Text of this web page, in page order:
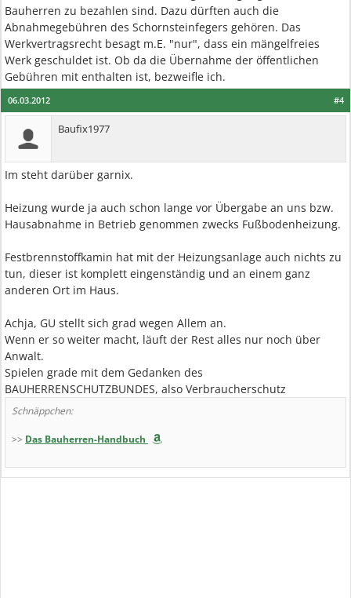
Bauherren zu bezahlen sind. Dazu dürften auch die
Abnahmegebühren des Schornsteinfegers gehören. Das
Werkvertragsrecht besagt m.E. "nur", dass ein mängelfreies
Werk geschuldet ist. Ob da die Übernahme der öffentlichen
Gebühren mit enthalten ist, bezweifle ich.
#4
06.03.2012
Baufix1977
Im steht darüber garnix.
Heizung wurde ja auch schon lange vor Übergabe an uns bzw.
Hausabnahme in Betrieb genommen zwecks Fußbodenheizung.
Festbrennstoffkamin hat mit der Heizungsanlage auch nichts zu
tun, dieser ist komplett eingenständig und an einem ganz
anderen Ort im Haus.
Achja, GU stellt sich grad wegen Allem an.
Wenn er so weiter macht, läuft der Rest alles nur noch über
Anwalt.
Spielen grade mit dem Gedanken des
BAUHERRENSCHUTZBUNDES, also Verbraucherschutz
Schnäppchen:
>> Das Bauherren-Handbuch